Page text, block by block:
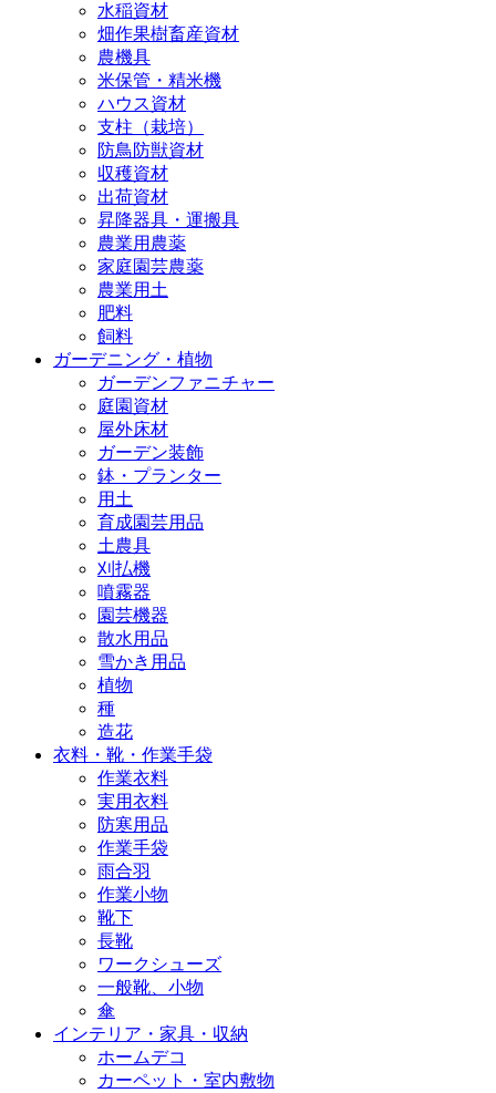
水稲資材
畑作果樹畜産資材
農機具
米保管・精米機
ハウス資材
支柱（栽培）
防鳥防獣資材
収穫資材
出荷資材
昇降器具・運搬具
農業用農薬
家庭園芸農薬
農業用土
肥料
飼料
ガーデニング・植物
ガーデンファニチャー
庭園資材
屋外床材
ガーデン装飾
鉢・プランター
用土
育成園芸用品
土農具
刈払機
噴霧器
園芸機器
散水用品
雪かき用品
植物
種
造花
衣料・靴・作業手袋
作業衣料
実用衣料
防寒用品
作業手袋
雨合羽
作業小物
靴下
長靴
ワークシューズ
一般靴、小物
傘
インテリア・家具・収納
ホームデコ
カーペット・室内敷物